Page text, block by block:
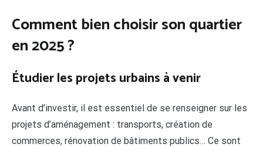
Comment bien choisir son quartier
en 2025 ?
Étudier les projets urbains à venir
Avant d’investir, il est essentiel de se renseigner sur les
projets d’aménagement : transports, création de
commerces, rénovation de bâtiments publics… Ce sont